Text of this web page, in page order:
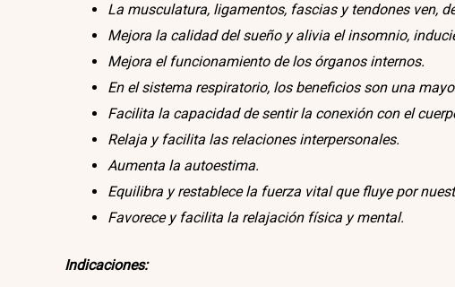
La musculatura, ligamentos, fascias y tendones ven,
Mejora la calidad del sueño y alivia el insomnio,
Mejora el funcionamiento de los órganos internos.
En el sistema respiratorio, los beneficios son una
Facilita la capacidad de sentir la conexión con el
Relaja y facilita las relaciones interpersonales.
Aumenta la autoestima.
Equilibra y restablece la fuerza vital que fluye por
Favorece y facilita la relajación física y mental.
Indicaciones: